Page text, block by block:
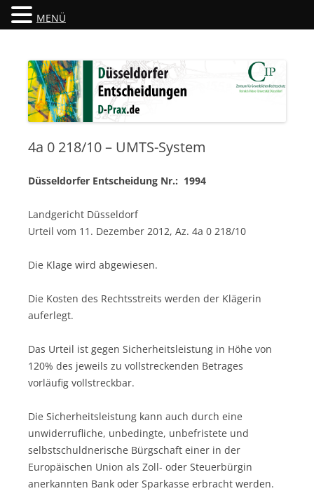
Düsseldorfer Entscheidungen
4a 0 218/10 – UMTS-System
Düsseldorfer Entscheidung Nr.: 1994
Landgericht Düsseldorf
Urteil vom 11. Dezember 2012, Az. 4a 0 218/10
Die Klage wird abgewiesen.
Die Kosten des Rechtsstreits werden der Klägerin
auferlegt.
Das Urteil ist gegen Sicherheitsleistung in Höhe von
120% des jeweils zu vollstreckenden Betrages
vorläufig vollstreckbar.
Die Sicherheitsleistung kann auch durch eine
unwiderrufliche, unbedingte, unbefristete und
selbstschuldnerische Bürgschaft einer in der
Europäischen Union als Zoll- oder Steuerbürgin
anerkannten Bank oder Sparkasse erbracht werden.
MENÜ